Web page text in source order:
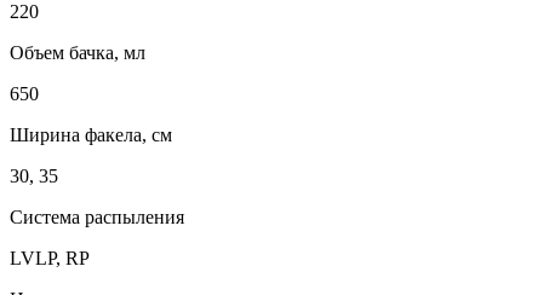
220
Объем бачка, мл
650
Ширина факела, см
30, 35
Система распыления
LVLP, RP